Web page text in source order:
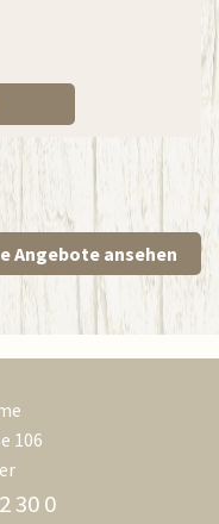
Angebote ansehen
106
30 0